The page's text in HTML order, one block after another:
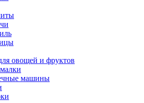
овощей и фруктов
машины